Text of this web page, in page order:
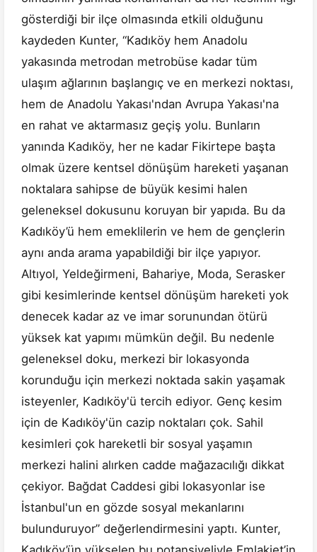
gösterdiği bir ilçe olmasında etkili olduğunu
kaydeden Kunter, “Kadıköy hem Anadolu
yakasında metrodan metrobüse kadar tüm
ulaşım ağlarının başlangıç ve en merkezi noktası,
hem de Anadolu Yakası'ndan Avrupa Yakası'na
en rahat ve aktarmasız geçiş yolu. Bunların
yanında Kadıköy, her ne kadar Fikirtepe başta
olmak üzere kentsel dönüşüm hareketi yaşanan
noktalara sahipse de büyük kesimi halen
geleneksel dokusunu koruyan bir yapıda. Bu da
Kadıköy’ü hem emeklilerin ve hem de gençlerin
aynı anda arama yapabildiği bir ilçe yapıyor.
Altıyol, Yeldeğirmeni, Bahariye, Moda, Serasker
gibi kesimlerinde kentsel dönüşüm hareketi yok
denecek kadar az ve imar sorunundan ötürü
yüksek kat yapımı mümkün değil. Bu nedenle
geleneksel doku, merkezi bir lokasyonda
korunduğu için merkezi noktada sakin yaşamak
isteyenler, Kadıköy'ü tercih ediyor. Genç kesim
için de Kadıköy'ün cazip noktaları çok. Sahil
kesimleri çok hareketli bir sosyal yaşamın
merkezi halini alırken cadde mağazacılığı dikkat
çekiyor. Bağdat Caddesi gibi lokasyonlar ise
İstanbul'un en gözde sosyal mekanlarını
bulunduruyor” değerlendirmesini yaptı. Kunter,